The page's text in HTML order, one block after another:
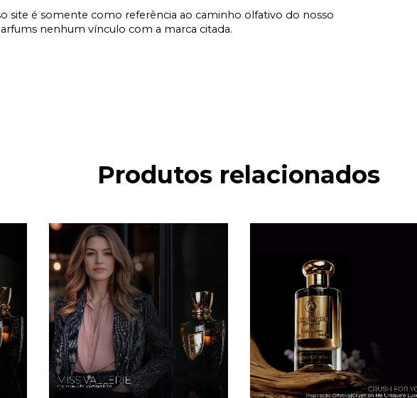
site é somente como referência ao caminho olfativo do nosso
nenhum vínculo com a marca citada.
Produtos relacionados